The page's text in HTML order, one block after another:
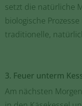
setzt die natürliche
biologische
traditionelle,
3. Feuer unterm
Am nächsten